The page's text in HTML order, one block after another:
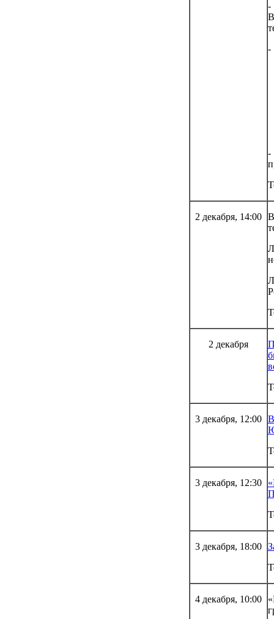
-
-
-
2 декабря, 14:00
2 декабря
3 декабря, 12:00
3 декабря, 12:30
3 декабря, 18:00
4 декабря, 10:00